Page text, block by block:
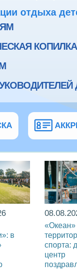
отдыха
КОПИЛКА
в
«Океан»
спорта:
центр